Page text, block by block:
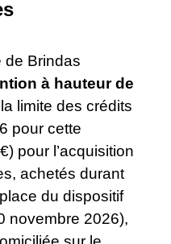
de Brindas
à hauteur de
limite des crédits
pour cette
pour l’acquisition
achetés durant
du dispositif
novembre 2026),